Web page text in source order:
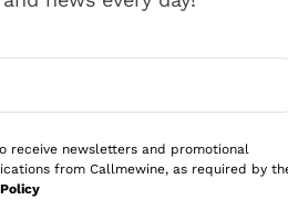
ci sono alternative che
receive newsletters and promotional
from Callmewine, as required by